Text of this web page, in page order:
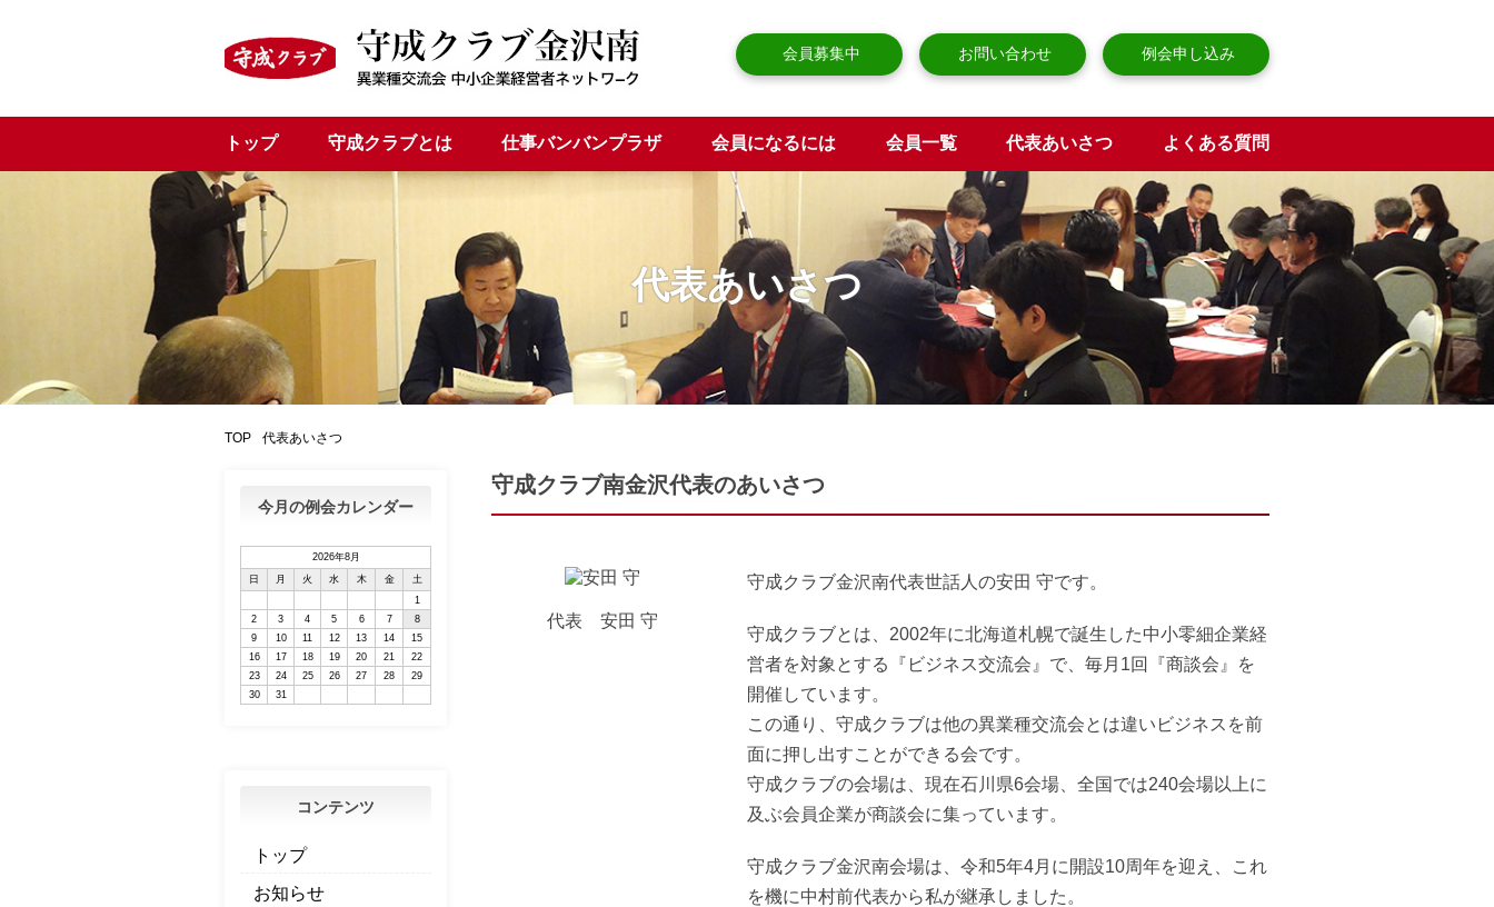
会員募集中 お問い合わせ 例会申し込み
トップ 守成クラブとは 仕事バンバンプラザ 会員になるには 会員一覧 代表あいさつ よくある質問
代表あいさつ
TOP 代表あいさつ
守成クラブ南金沢代表のあいさつ
代表 安田 守
守成クラブ金沢南代表世話人の安田 守です。
守成クラブとは、2002年に北海道札幌で誕生した中小零細企業経
営者を対象とする『ビジネス交流会』で、毎月1回『商談会』を
開催しています。
この通り、守成クラブは他の異業種交流会とは違いビジネスを前
面に押し出すことができる会です。
守成クラブの会場は、現在石川県6会場、全国では240会場以上に
及ぶ会員企業が商談会に集っています。
守成クラブ金沢南会場は、令和5年4月に開設10周年を迎え、これ
を機に中村前代表から私が継承しました。
今月の例会カレンダー
2026年8月
日
月 火 水 木 金
土
1
2
3 4 5 6 7
8
9
10 11 12 13 14
15
16
17 18 19 20 21
22
23
24 25 26 27 28
29
30
31
コンテンツ
トップ
お知らせ